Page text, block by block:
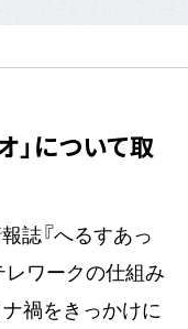
」について取
誌『へるすあっ
レワークの仕組み
ナ禍をきっかけに